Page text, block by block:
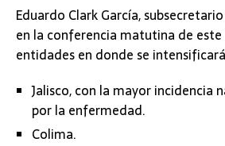
Eduardo Clark García,
en la conferencia matutina de
entidades en donde se
Jalisco, con la mayor incidencia
por la enfermedad.
Colima.